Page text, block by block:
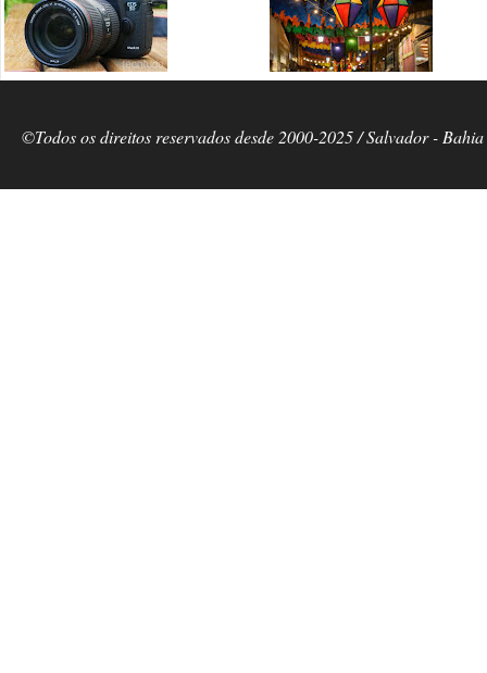
©Todos os direitos reservados desde 2000-2025 / Salvador -